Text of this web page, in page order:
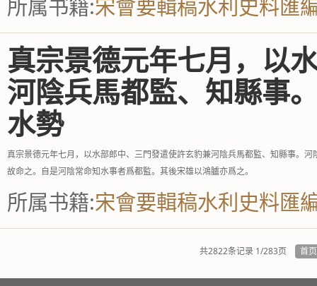
所属书籍:宋會要輯稿水利史料匯
真宗景德元年七月，以
河陰兵馬都監、知縣事
水勢
真宗景德元年七月，以水部郎中、三門發遣使許玄豹兼河陰兵馬都監、知縣事。
故命之。自是河陰常命知水事者爲都監。其後宋雄以鴻臚亦爲之。
所属书籍:宋會要輯稿水利史料匯
共2822条记录 1/283页 首页